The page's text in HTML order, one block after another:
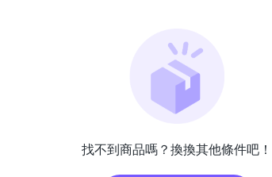
找不到商品嗎？換換其他條件吧！